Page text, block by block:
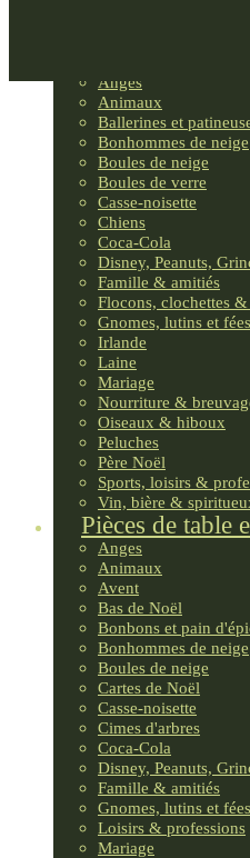
Anges
Animaux
Ballerines et
Bonhommes de neige
Boules de neige
Boules de verre
Casse-noisette
Chiens
Coca-Cola
Disney, Peanuts,
Famille & amitiés
Flocons, clochettes
Gnomes, lutins et fées
Irlande
Laine
Mariage
Nourriture &
Oiseaux & hiboux
Peluches
Père Noël
Sports, loisirs &
Vin, bière &
Pièces de table
Anges
Animaux
Avent
Bas de Noël
Bonbons et pain
Bonhommes de neige
Boules de neige
Cartes de Noël
Casse-noisette
Cimes d'arbres
Coca-Cola
Disney, Peanuts,
Famille & amitiés
Gnomes, lutins et fées
Loisirs & professions
Mariage